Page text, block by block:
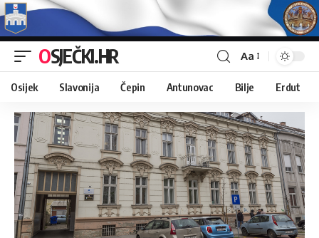
OSJEČKI.HR Aa
Osijek Slavonija Čepin Antunovac Bilje Erdut